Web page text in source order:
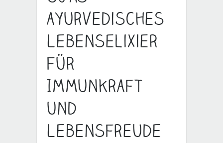
ayurvedisches
Lebenselixier
für
Immunkraft
und
Lebensfreude